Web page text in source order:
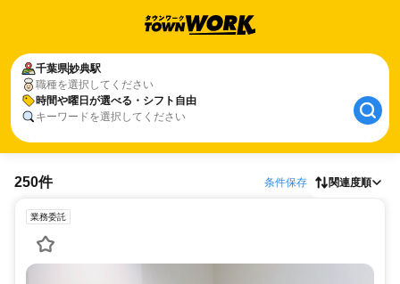
千葉県妙典駅
職種を選択してください
時間や曜日が選べる・シフト自由
キーワードを選択してください
250件 条件保存 関連度順
業務委託